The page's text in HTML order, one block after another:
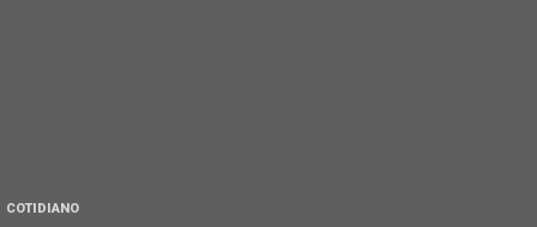
COTIDIANO